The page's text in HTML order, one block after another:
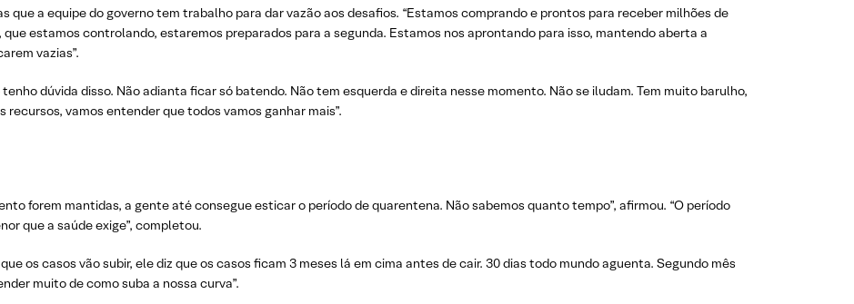
que a equipe do governo tem trabalho para dar vazão aos desafios. “Estamos comprando e prontos para receber milhões de
estamos controlando, estaremos preparados para a segunda. Estamos nos aprontando para isso, mantendo aberta a
vazias”.
tenho dúvida disso. Não adianta ficar só batendo. Não tem esquerda e direita nesse momento. Não se iludam. Tem muito barulho,
vamos entender que todos vamos ganhar mais”.
forem mantidas, a gente até consegue esticar o período de quarentena. Não sabemos quanto tempo”, afirmou. “O período
que a saúde exige”, completou.
os casos vão subir, ele diz que os casos ficam 3 meses lá em cima antes de cair. 30 dias todo mundo aguenta. Segundo mês
muito de como suba a nossa curva”.